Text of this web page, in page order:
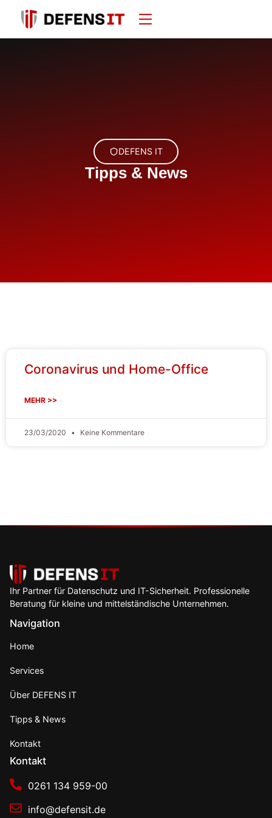
DEFENS IT
Tipps & News
Coronavirus und Home-Office
MEHR >>
23/03/2020 Keine Kommentare
Ihr Partner für Datenschutz und IT-Sicherheit. Professionelle
Beratung für kleine und mittelständische Unternehmen.
Navigation
Home
Services
Über DEFENS IT
Tipps & News
Kontakt
Kontakt
0261 134 959-00
info@defensit.de